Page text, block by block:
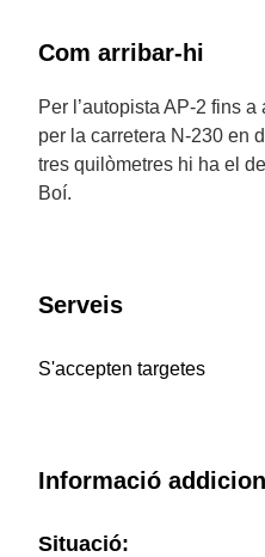
Com arribar-hi
Per l’autopista AP-2 fins
per la carretera N-230 en
tres quilòmetres hi ha el
Boí.
Serveis
S'accepten targetes
Informació
Situació: